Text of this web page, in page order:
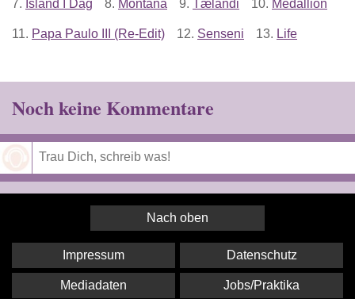
7. Ísland Í Dag 8. Montana 9. Tælandi 10. Medallion
11. Papa Paulo III (Re-Edit) 12. Senseni 13. Life
Noch keine Kommentare
Nach oben
Impressum Datenschutz
Mediadaten Jobs/Praktika